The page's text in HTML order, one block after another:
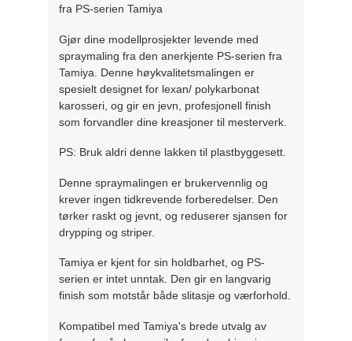
fra PS-serien Tamiya
Gjør dine modellprosjekter levende med
spraymaling fra den anerkjente PS-serien fra
Tamiya. Denne høykvalitetsmalingen er
spesielt designet for lexan/ polykarbonat
karosseri, og gir en jevn, profesjonell finish
som forvandler dine kreasjoner til mesterverk.
PS: Bruk aldri denne lakken til plastbyggesett.
Denne spraymalingen er brukervennlig og
krever ingen tidkrevende forberedelser. Den
tørker raskt og jevnt, og reduserer sjansen for
drypping og striper.
Tamiya er kjent for sin holdbarhet, og PS-
serien er intet unntak. Den gir en langvarig
finish som motstår både slitasje og værforhold.
Kompatibel med Tamiya's brede utvalg av